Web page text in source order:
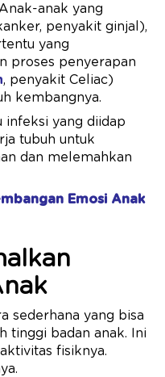
anak yang
penyakit ginjal),
yang
proses penyerapan
, penyakit Celiac)
kembangnya.
infeksi yang diidap
tubuh untuk
dan melemahkan
Emosi Anak
sederhana yang bisa
tinggi badan anak. Ini
fisiknya.